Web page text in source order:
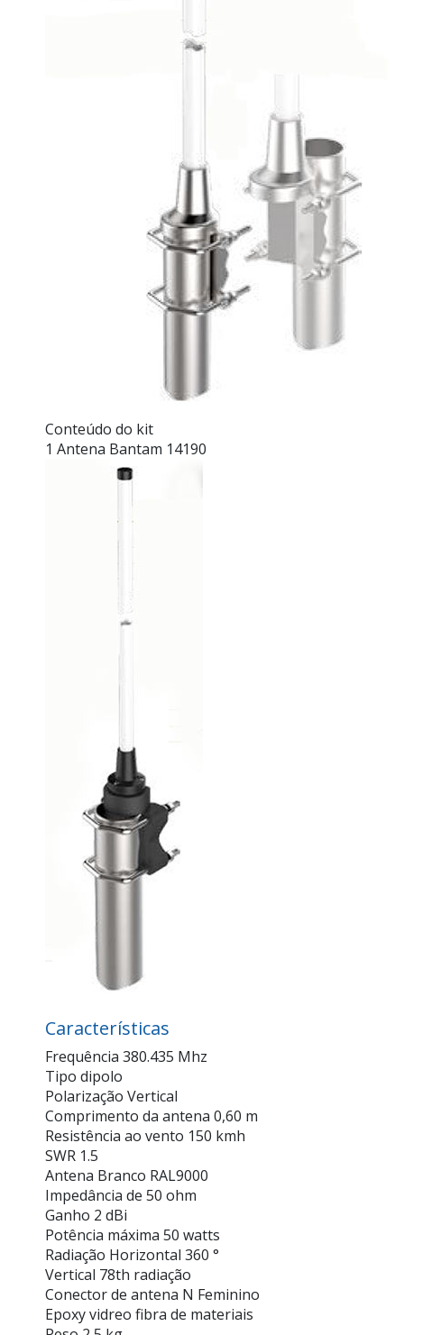
Conteúdo do kit
1 Antena Bantam 14190
Características
Frequência 380.435 Mhz
Tipo dipolo
Polarização Vertical
Comprimento da antena 0,60 m
Resistência ao vento 150 kmh
SWR 1.5
Antena Branco RAL9000
Impedância de 50 ohm
Ganho 2 dBi
Potência máxima 50 watts
Radiação Horizontal 360 °
Vertical 78th radiação
Conector de antena N Feminino
Epoxy vidreo fibra de materiais